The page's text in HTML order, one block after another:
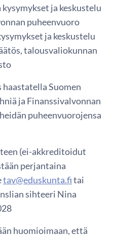
ja keskustelu
puheenvuoro
ja keskustelu
talousvaliokunnan
Suomen
ja Finanssivalvonnan
puheenvuorojensa
(ei-akkreditoidut
perjantaina
tav@eduskunta.fitai
sihteeri Nina
huomioimaan, että